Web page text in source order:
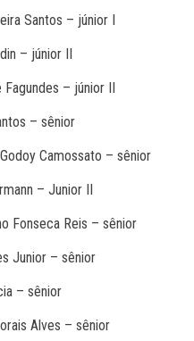
Santos – júnior I
– júnior II
– júnior II
– sênior
Camossato – sênior
– Junior II
Fonseca Reis – sênior
Junior – sênior
– sênior
Alves – sênior